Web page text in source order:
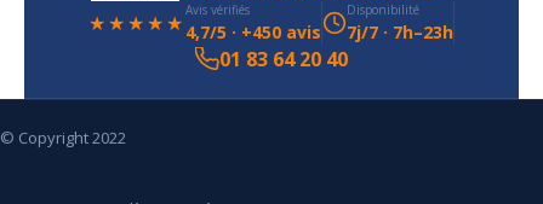
★★★★★ Avis vérifiés
4,7/5 · +450 avis
Disponibilité
7j/7 · 7h–23h
01 83 64 20 40
© Copyright 2022